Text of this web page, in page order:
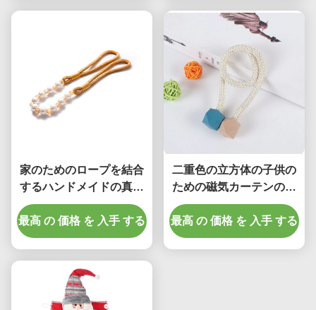
家のためのロープを結合
するハンドメイドの真珠
のカーテン トラック付属
品
最高 の 価格 を 入手 する
二重色の立方体の子供の
ための磁気カーテンのバ
ックル『S部屋
最高 の 価格 を 入手 する